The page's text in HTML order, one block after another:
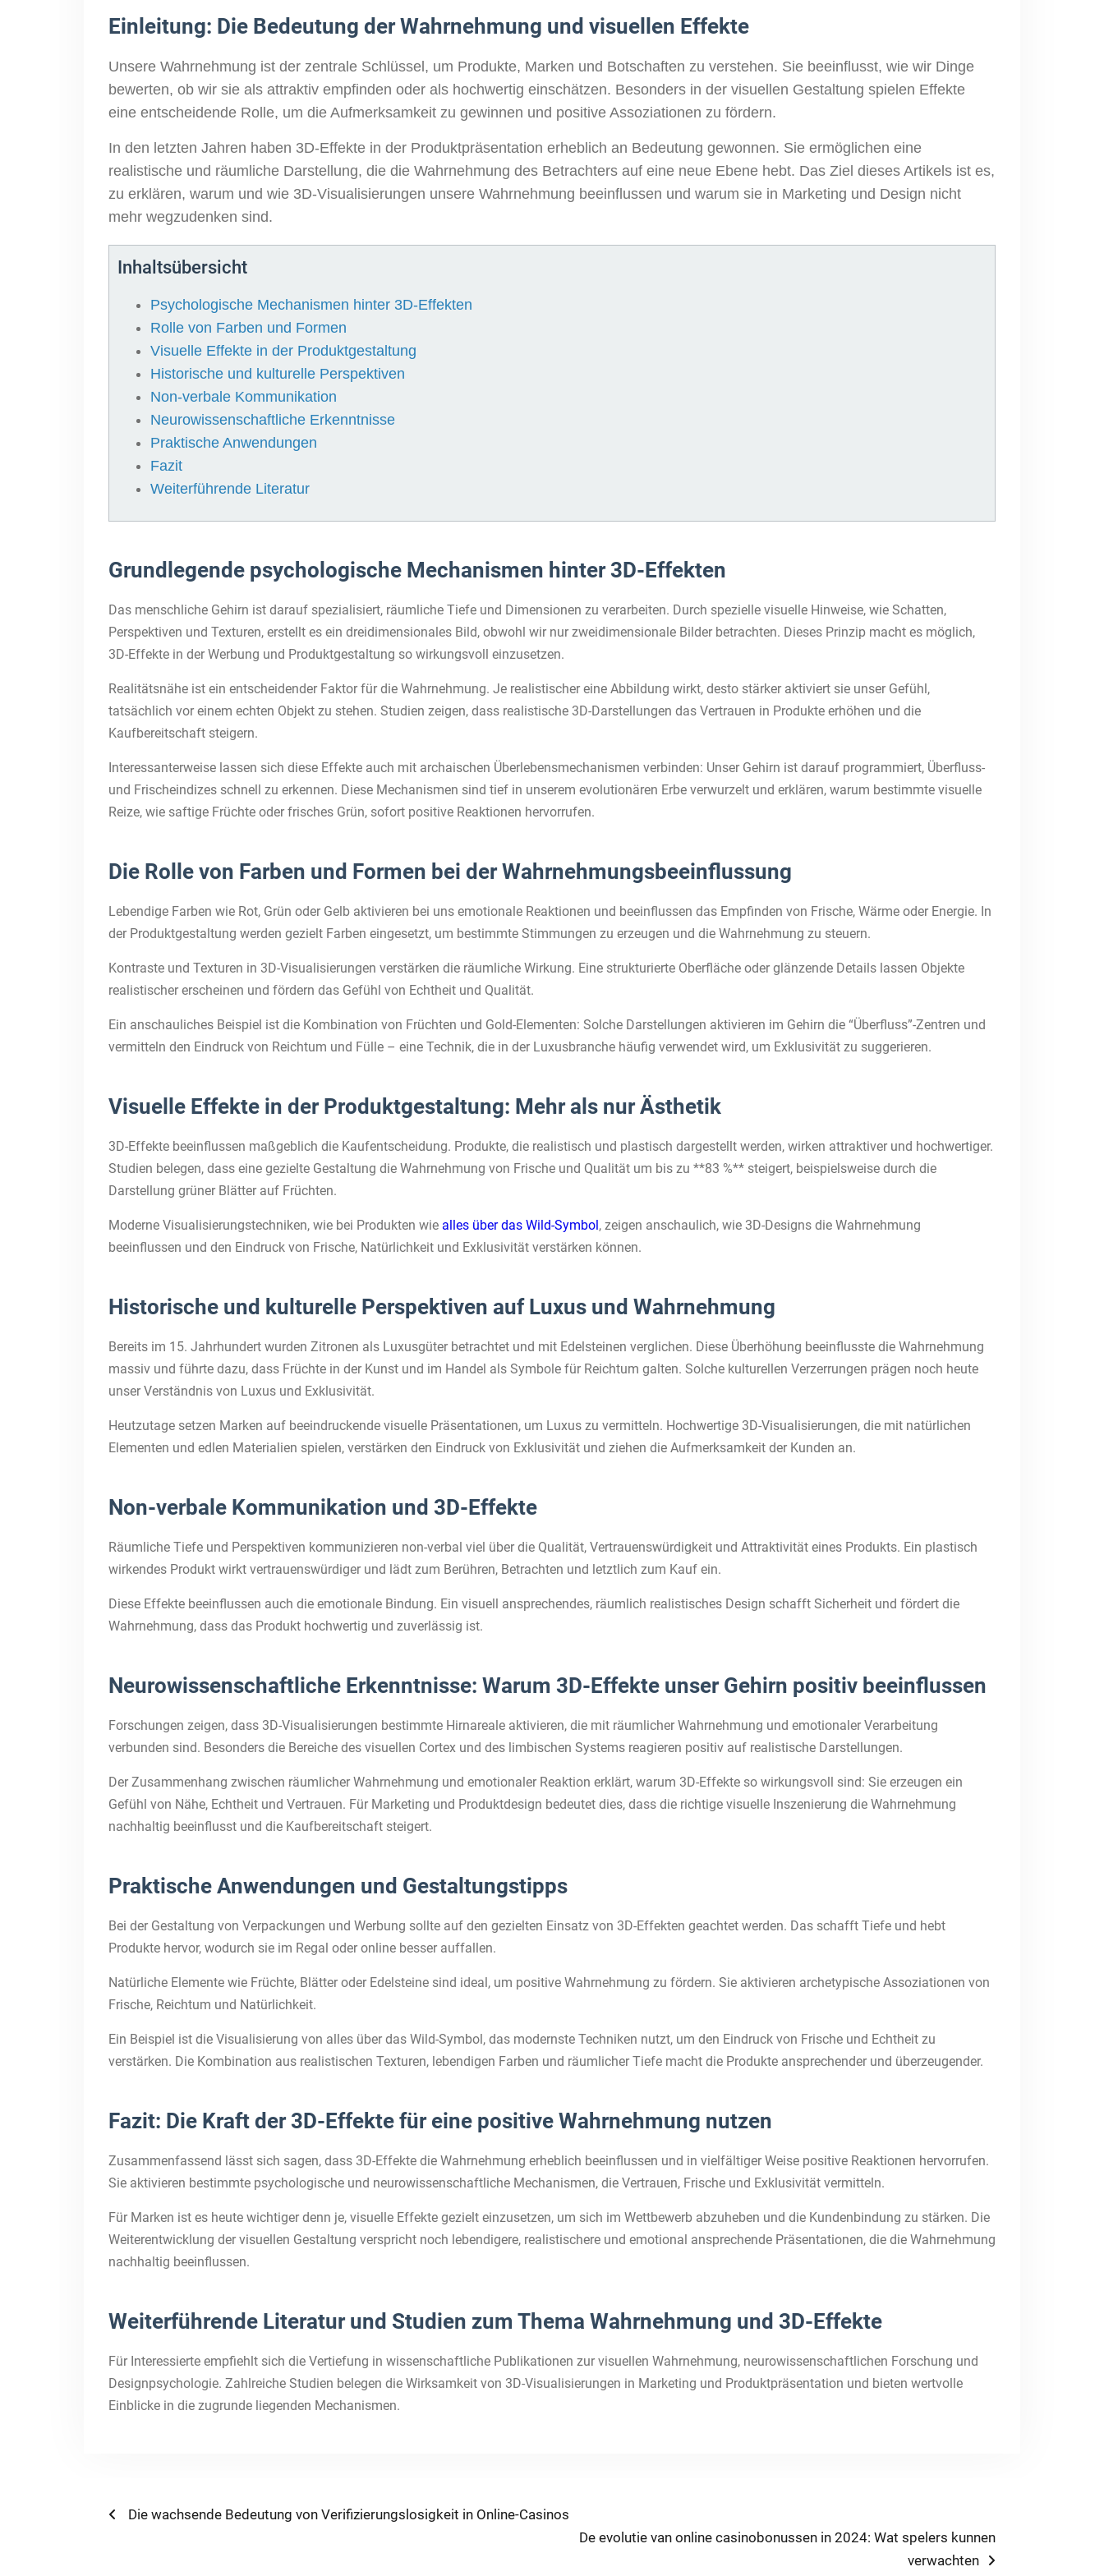
Einleitung: Die Bedeutung der Wahrnehmung und visuellen Effekte
Unsere Wahrnehmung ist der zentrale Schlüssel, um Produkte, Marken und Botschaften zu verstehen. Sie beeinflusst, wie wir Dinge
bewerten, ob wir sie als attraktiv empfinden oder als hochwertig einschätzen. Besonders in der visuellen Gestaltung spielen Effekte
eine entscheidende Rolle, um die Aufmerksamkeit zu gewinnen und positive Assoziationen zu fördern.
In den letzten Jahren haben 3D-Effekte in der Produktpräsentation erheblich an Bedeutung gewonnen. Sie ermöglichen eine
realistische und räumliche Darstellung, die die Wahrnehmung des Betrachters auf eine neue Ebene hebt. Das Ziel dieses Artikels ist es,
zu erklären, warum und wie 3D-Visualisierungen unsere Wahrnehmung beeinflussen und warum sie in Marketing und Design nicht
mehr wegzudenken sind.
Inhaltsübersicht
Psychologische Mechanismen hinter 3D-Effekten
Rolle von Farben und Formen
Visuelle Effekte in der Produktgestaltung
Historische und kulturelle Perspektiven
Non-verbale Kommunikation
Neurowissenschaftliche Erkenntnisse
Praktische Anwendungen
Fazit
Weiterführende Literatur
Grundlegende psychologische Mechanismen hinter 3D-Effekten
Das menschliche Gehirn ist darauf spezialisiert, räumliche Tiefe und Dimensionen zu verarbeiten. Durch spezielle visuelle Hinweise, wie Schatten,
Perspektiven und Texturen, erstellt es ein dreidimensionales Bild, obwohl wir nur zweidimensionale Bilder betrachten. Dieses Prinzip macht es möglich,
3D-Effekte in der Werbung und Produktgestaltung so wirkungsvoll einzusetzen.
Realitätsnähe ist ein entscheidender Faktor für die Wahrnehmung. Je realistischer eine Abbildung wirkt, desto stärker aktiviert sie unser Gefühl,
tatsächlich vor einem echten Objekt zu stehen. Studien zeigen, dass realistische 3D-Darstellungen das Vertrauen in Produkte erhöhen und die
Kaufbereitschaft steigern.
Interessanterweise lassen sich diese Effekte auch mit archaischen Überlebensmechanismen verbinden: Unser Gehirn ist darauf programmiert, Überfluss-
und Frischeindizes schnell zu erkennen. Diese Mechanismen sind tief in unserem evolutionären Erbe verwurzelt und erklären, warum bestimmte visuelle
Reize, wie saftige Früchte oder frisches Grün, sofort positive Reaktionen hervorrufen.
Die Rolle von Farben und Formen bei der Wahrnehmungsbeeinflussung
Lebendige Farben wie Rot, Grün oder Gelb aktivieren bei uns emotionale Reaktionen und beeinflussen das Empfinden von Frische, Wärme oder Energie. In
der Produktgestaltung werden gezielt Farben eingesetzt, um bestimmte Stimmungen zu erzeugen und die Wahrnehmung zu steuern.
Kontraste und Texturen in 3D-Visualisierungen verstärken die räumliche Wirkung. Eine strukturierte Oberfläche oder glänzende Details lassen Objekte
realistischer erscheinen und fördern das Gefühl von Echtheit und Qualität.
Ein anschauliches Beispiel ist die Kombination von Früchten und Gold-Elementen: Solche Darstellungen aktivieren im Gehirn die “Überfluss”-Zentren und
vermitteln den Eindruck von Reichtum und Fülle – eine Technik, die in der Luxusbranche häufig verwendet wird, um Exklusivität zu suggerieren.
Visuelle Effekte in der Produktgestaltung: Mehr als nur Ästhetik
3D-Effekte beeinflussen maßgeblich die Kaufentscheidung. Produkte, die realistisch und plastisch dargestellt werden, wirken attraktiver und hochwertiger.
Studien belegen, dass eine gezielte Gestaltung die Wahrnehmung von Frische und Qualität um bis zu **83 %** steigert, beispielsweise durch die
Darstellung grüner Blätter auf Früchten.
Moderne Visualisierungstechniken, wie bei Produkten wie alles über das Wild-Symbol, zeigen anschaulich, wie 3D-Designs die Wahrnehmung
beeinflussen und den Eindruck von Frische, Natürlichkeit und Exklusivität verstärken können.
Historische und kulturelle Perspektiven auf Luxus und Wahrnehmung
Bereits im 15. Jahrhundert wurden Zitronen als Luxusgüter betrachtet und mit Edelsteinen verglichen. Diese Überhöhung beeinflusste die Wahrnehmung
massiv und führte dazu, dass Früchte in der Kunst und im Handel als Symbole für Reichtum galten. Solche kulturellen Verzerrungen prägen noch heute
unser Verständnis von Luxus und Exklusivität.
Heutzutage setzen Marken auf beeindruckende visuelle Präsentationen, um Luxus zu vermitteln. Hochwertige 3D-Visualisierungen, die mit natürlichen
Elementen und edlen Materialien spielen, verstärken den Eindruck von Exklusivität und ziehen die Aufmerksamkeit der Kunden an.
Non-verbale Kommunikation und 3D-Effekte
Räumliche Tiefe und Perspektiven kommunizieren non-verbal viel über die Qualität, Vertrauenswürdigkeit und Attraktivität eines Produkts. Ein plastisch
wirkendes Produkt wirkt vertrauenswürdiger und lädt zum Berühren, Betrachten und letztlich zum Kauf ein.
Diese Effekte beeinflussen auch die emotionale Bindung. Ein visuell ansprechendes, räumlich realistisches Design schafft Sicherheit und fördert die
Wahrnehmung, dass das Produkt hochwertig und zuverlässig ist.
Neurowissenschaftliche Erkenntnisse: Warum 3D-Effekte unser Gehirn positiv beeinflussen
Forschungen zeigen, dass 3D-Visualisierungen bestimmte Hirnareale aktivieren, die mit räumlicher Wahrnehmung und emotionaler Verarbeitung
verbunden sind. Besonders die Bereiche des visuellen Cortex und des limbischen Systems reagieren positiv auf realistische Darstellungen.
Der Zusammenhang zwischen räumlicher Wahrnehmung und emotionaler Reaktion erklärt, warum 3D-Effekte so wirkungsvoll sind: Sie erzeugen ein
Gefühl von Nähe, Echtheit und Vertrauen. Für Marketing und Produktdesign bedeutet dies, dass die richtige visuelle Inszenierung die Wahrnehmung
nachhaltig beeinflusst und die Kaufbereitschaft steigert.
Praktische Anwendungen und Gestaltungstipps
Bei der Gestaltung von Verpackungen und Werbung sollte auf den gezielten Einsatz von 3D-Effekten geachtet werden. Das schafft Tiefe und hebt
Produkte hervor, wodurch sie im Regal oder online besser auffallen.
Natürliche Elemente wie Früchte, Blätter oder Edelsteine sind ideal, um positive Wahrnehmung zu fördern. Sie aktivieren archetypische Assoziationen von
Frische, Reichtum und Natürlichkeit.
Ein Beispiel ist die Visualisierung von alles über das Wild-Symbol, das modernste Techniken nutzt, um den Eindruck von Frische und Echtheit zu
verstärken. Die Kombination aus realistischen Texturen, lebendigen Farben und räumlicher Tiefe macht die Produkte ansprechender und überzeugender.
Fazit: Die Kraft der 3D-Effekte für eine positive Wahrnehmung nutzen
Zusammenfassend lässt sich sagen, dass 3D-Effekte die Wahrnehmung erheblich beeinflussen und in vielfältiger Weise positive Reaktionen hervorrufen.
Sie aktivieren bestimmte psychologische und neurowissenschaftliche Mechanismen, die Vertrauen, Frische und Exklusivität vermitteln.
Für Marken ist es heute wichtiger denn je, visuelle Effekte gezielt einzusetzen, um sich im Wettbewerb abzuheben und die Kundenbindung zu stärken. Die
Weiterentwicklung der visuellen Gestaltung verspricht noch lebendigere, realistischere und emotional ansprechende Präsentationen, die die Wahrnehmung
nachhaltig beeinflussen.
Weiterführende Literatur und Studien zum Thema Wahrnehmung und 3D-Effekte
Für Interessierte empfiehlt sich die Vertiefung in wissenschaftliche Publikationen zur visuellen Wahrnehmung, neurowissenschaftlichen Forschung und
Designpsychologie. Zahlreiche Studien belegen die Wirksamkeit von 3D-Visualisierungen in Marketing und Produktpräsentation und bieten wertvolle
Einblicke in die zugrunde liegenden Mechanismen.
PostPrevious
Die wachsende Bedeutung von Verifizierungslosigkeit in Online-Casinos
Next
De evolutie van online casinobonussen in 2024: Wat spelers kunnen
verwachten